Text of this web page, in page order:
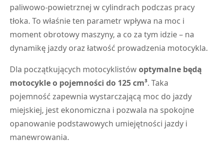
paliwowo-powietrznej w cylindrach podczas pracy
tłoka. To właśnie ten parametr wpływa na moc i
moment obrotowy maszyny, a co za tym idzie – na
dynamikę jazdy oraz łatwość prowadzenia motocykla.
Dla początkujących motocyklistówoptymalne będą
motocykle o pojemności do 125 cm³. Taka
pojemność zapewnia wystarczającą moc do jazdy
miejskiej, jest ekonomiczna i pozwala na spokojne
opanowanie podstawowych umiejętności jazdy i
manewrowania.